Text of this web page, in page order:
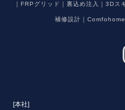
｜FRPグリッド｜裏込め注入｜3Dス
補修設計｜
[本社]